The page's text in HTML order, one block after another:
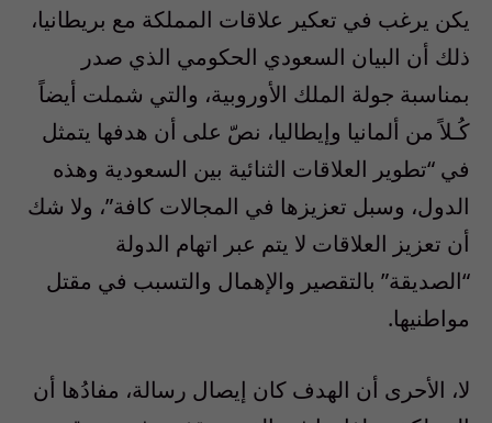
يكن يرغب في تعكير علاقات المملكة مع بريطانيا،
ذلك أن البيان السعودي الحكومي الذي صدر
بمناسبة جولة الملك الأوروبية، والتي شملت أيضاً
كُـلاً من ألمانيا وإيطاليا، نصّ على أن هدفها يتمثل
في “تطوير العلاقات الثنائية بين السعودية وهذه
الدول، وسبل تعزيزها في المجالات كافة”، ولا شك
أن تعزيز العلاقات لا يتم عبر اتهام الدولة
“الصديقة” بالتقصير والإهمال والتسبب في مقتل
مواطنيها.
لا، الأحرى أن الهدف كان إيصال رسالة، مفادُها أن